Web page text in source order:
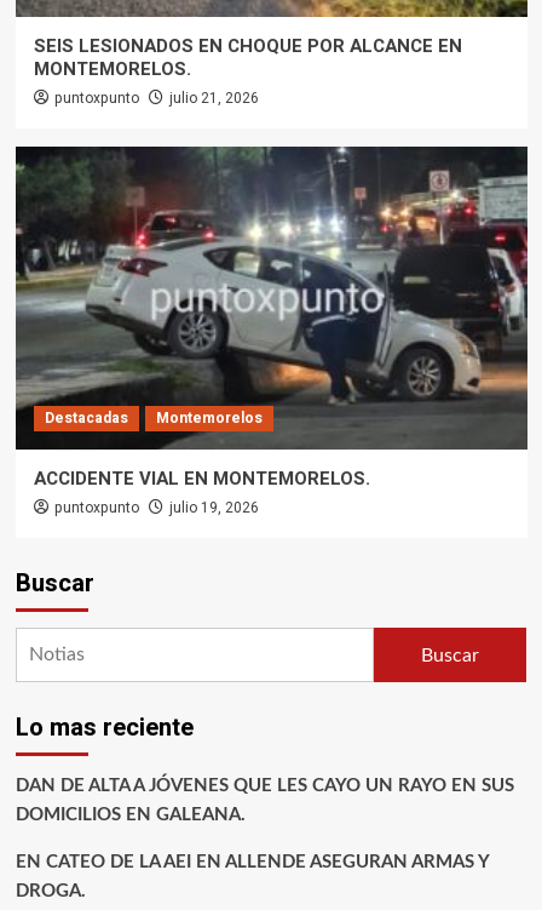
SEIS LESIONADOS EN CHOQUE POR ALCANCE EN
MONTEMORELOS.
puntoxpunto julio 21, 2026
Destacadas Montemorelos
ACCIDENTE VIAL EN MONTEMORELOS.
puntoxpunto julio 19, 2026
Buscar
Buscar
Lo mas reciente
DAN DE ALTA A JÓVENES QUE LES CAYO UN RAYO EN SUS
DOMICILIOS EN GALEANA.
EN CATEO DE LA AEI EN ALLENDE ASEGURAN ARMAS Y
DROGA.